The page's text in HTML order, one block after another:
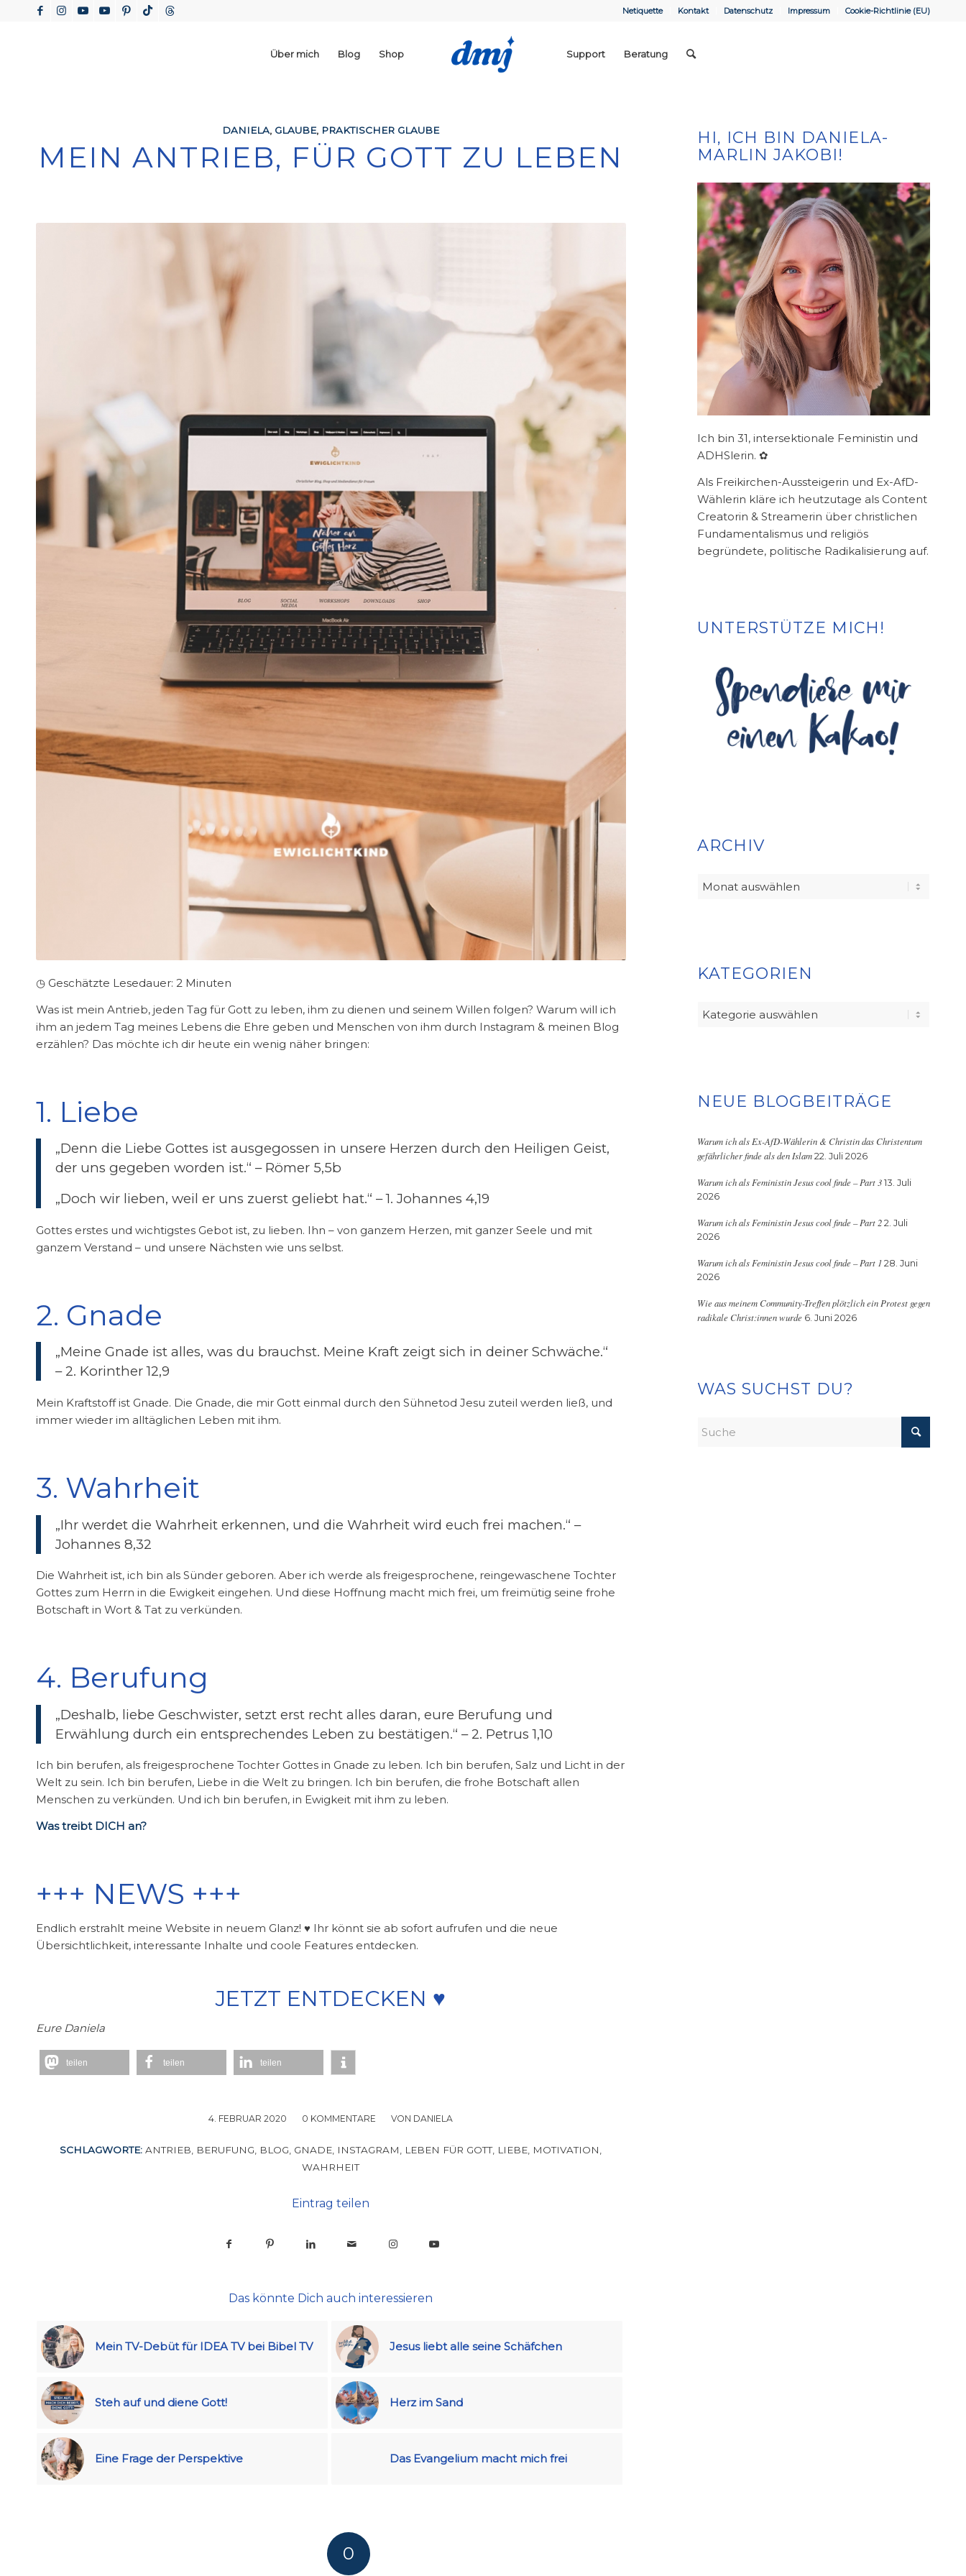
Netiquette Kontakt Datenschutz Impressum Cookie-Richtlinie (EU)
Über mich Blog Shop Support Beratung
DANIELA, GLAUBE, PRAKTISCHER GLAUBE
MEIN ANTRIEB, FÜR GOTT ZU LEBEN
◷ Geschätzte Lesedauer: 2 Minuten
Was ist mein Antrieb, jeden Tag für Gott zu leben, ihm zu dienen und seinem Willen folgen? Warum will ich
ihm an jedem Tag meines Lebens die Ehre geben und Menschen von ihm durch Instagram & meinen Blog
erzählen? Das möchte ich dir heute ein wenig näher bringen:
1. Liebe
„Denn die Liebe Gottes ist ausgegossen in unsere Herzen durch den Heiligen Geist,
der uns gegeben worden ist.“ – Römer 5,5b
„Doch wir lieben, weil er uns zuerst geliebt hat.“ – 1. Johannes 4,19
Gottes erstes und wichtigstes Gebot ist, zu lieben. Ihn – von ganzem Herzen, mit ganzer Seele und mit
ganzem Verstand – und unsere Nächsten wie uns selbst.
2. Gnade
„Meine Gnade ist alles, was du brauchst. Meine Kraft zeigt sich in deiner Schwäche.“
– 2. Korinther 12,9
Mein Kraftstoff ist Gnade. Die Gnade, die mir Gott einmal durch den Sühnetod Jesu zuteil werden ließ, und
immer wieder im alltäglichen Leben mit ihm.
3. Wahrheit
„Ihr werdet die Wahrheit erkennen, und die Wahrheit wird euch frei machen.“ –
Johannes 8,32
Die Wahrheit ist, ich bin als Sünder geboren. Aber ich werde als freigesprochene, reingewaschene Tochter
Gottes zum Herrn in die Ewigkeit eingehen. Und diese Hoffnung macht mich frei, um freimütig seine frohe
Botschaft in Wort & Tat zu verkünden.
4. Berufung
„Deshalb, liebe Geschwister, setzt erst recht alles daran, eure Berufung und
Erwählung durch ein entsprechendes Leben zu bestätigen.“ – 2. Petrus 1,10
Ich bin berufen, als freigesprochene Tochter Gottes in Gnade zu leben. Ich bin berufen, Salz und Licht in der
Welt zu sein. Ich bin berufen, Liebe in die Welt zu bringen. Ich bin berufen, die frohe Botschaft allen
Menschen zu verkünden. Und ich bin berufen, in Ewigkeit mit ihm zu leben.
Was treibt DICH an?
+++ NEWS +++
Endlich erstrahlt meine Website in neuem Glanz! ♥ Ihr könnt sie ab sofort aufrufen und die neue
Übersichtlichkeit, interessante Inhalte und coole Features entdecken.
JETZT ENTDECKEN ♥
Eure Daniela
teilen teilen teilen
4. FEBRUAR 2020
/ 0 KOMMENTARE
/ VON DANIELA
SCHLAGWORTE: ANTRIEB BERUFUNG BLOG GNADE INSTAGRAM LEBEN FÜR GOTT, LIEBE MOTIVATION
WAHRHEIT
Eintrag teilen
Das könnte Dich auch interessieren
Mein TV-Debüt für IDEA TV bei Bibel TV Jesus liebt alle seine Schäfchen
Steh auf und diene Gott! Herz im Sand
Eine Frage der Perspektive Das Evangelium macht mich frei
0
HI, ICH BIN DANIELA-
MARLIN JAKOBI!
Ich bin 31, intersektionale Feministin und
ADHSlerin. ✿
Als Freikirchen-Aussteigerin und Ex-AfD-
Wählerin kläre ich heutzutage als Content
Creatorin & Streamerin über christlichen
Fundamentalismus und religiös
begründete, politische Radikalisierung auf.
UNTERSTÜTZE MICH!
ARCHIV
KATEGORIEN
Kategorien
NEUE BLOGBEITRÄGE
Warum ich als Ex-AfD-Wählerin & Christin das Christentum
gefährlicher finde als den Islam 22. Juli 2026
Warum ich als Feministin Jesus cool finde – Part 3 13. Juli
2026
Warum ich als Feministin Jesus cool finde – Part 2 2. Juli
2026
Warum ich als Feministin Jesus cool finde – Part 1 28. Juni
2026
Wie aus meinem Community-Treffen plötzlich ein Protest gegen
radikale Christ:innen wurde 6. Juni 2026
WAS SUCHST DU?